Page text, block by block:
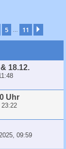
5 11
18.12.
Uhr
09:59